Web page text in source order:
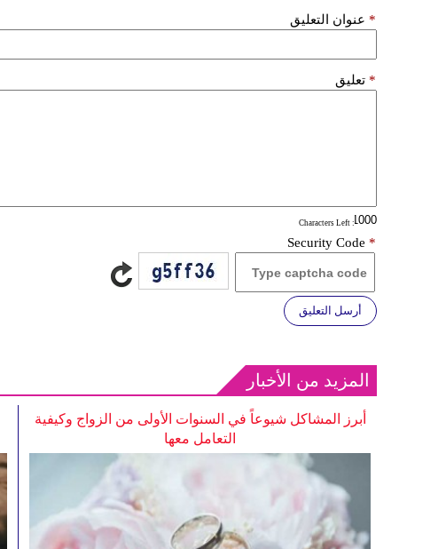
عنوان التعليق *
تعليق *
: Characters Left
Security Code *
أرسل التعليق
المزيد من الأخبار
أبرز المشاكل شيوعاً في السنوات الأولى من الزواج وكيفية
التعامل معها